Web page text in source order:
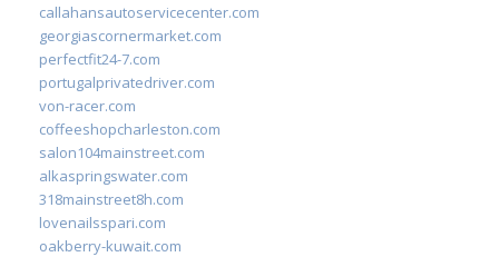
callahansautoservicecenter.com
georgiascornermarket.com
perfectfit24-7.com
portugalprivatedriver.com
von-racer.com
coffeeshopcharleston.com
salon104mainstreet.com
alkaspringswater.com
318mainstreet8h.com
lovenailsspari.com
oakberry-kuwait.com